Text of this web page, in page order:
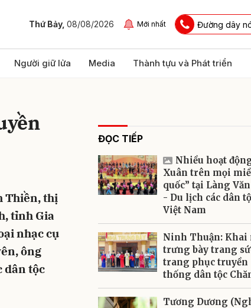
Thứ Bảy, 08/08/2026 Mới nhất Đường dây
Người giữ lửa Media Thành tựu và Phát triển
Thiền, thị
tỉnh Gia
nhạc cụ
ông
dân tộc
ĐỌC TIẾP
Nhiều hoạt
Xuân trên mọi
quốc” tại Làng
- Du lịch các dân
Việt Nam
Ninh Thuận: Khai
trưng bày trang
trang phục truyền
thống dân tộc
Tương Dương
Hủy Gửi